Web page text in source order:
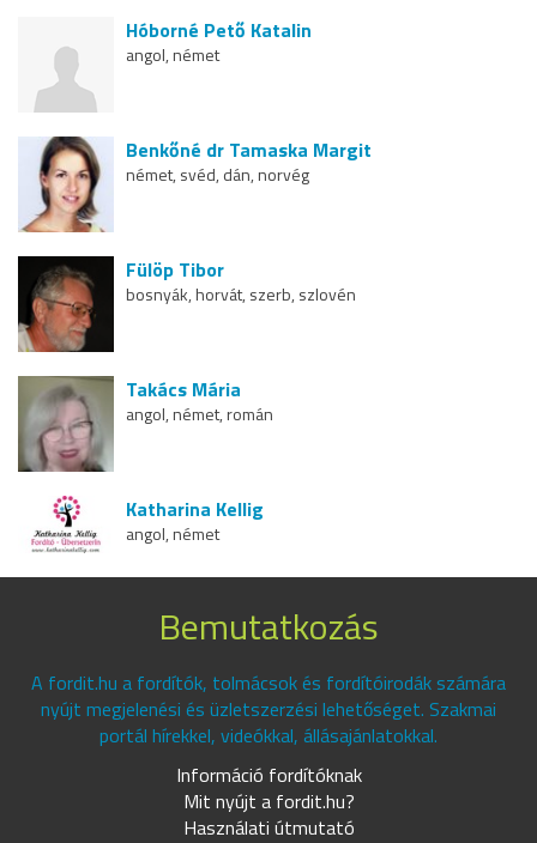
Hóborné Pető Katalin
angol, német
Benkőné dr Tamaska Margit
német, svéd, dán, norvég
Fülöp Tibor
bosnyák, horvát, szerb, szlovén
Takács Mária
angol, német, román
Katharina Kellig
angol, német
Bemutatkozás
A fordit.hu a fordítók, tolmácsok és fordítóirodák számára
nyújt megjelenési és üzletszerzési lehetőséget. Szakmai
portál hírekkel, videókkal, állásajánlatokkal.
Információ fordítóknak
Mit nyújt a fordit.hu?
Használati útmutató